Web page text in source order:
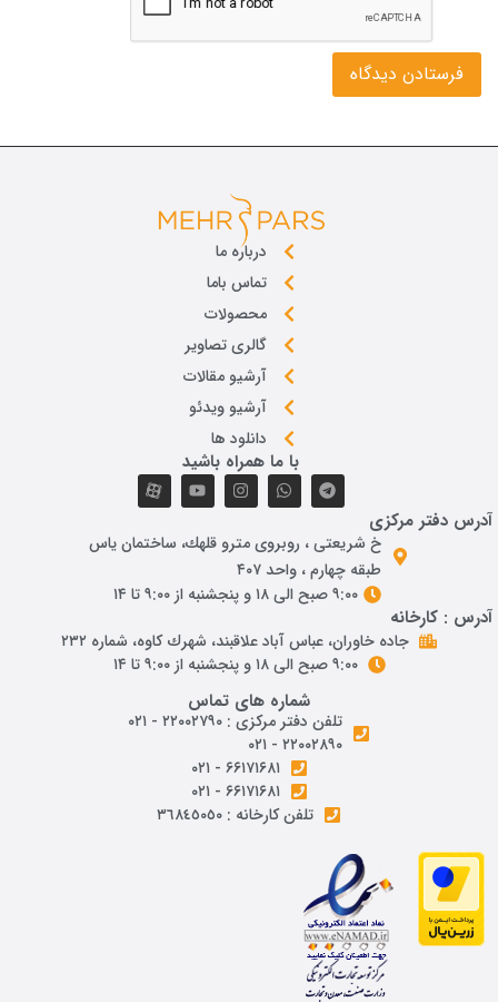
درباره ما
تماس باما
محصولات
گالری تصاویر
آرشیو مقالات
آرشیو ویدئو
دانلود ها
با ما همراه باشید
آدرس دفتر مرکزی
خ شريعتی ، روبروی مترو قلهك، ساختمان ياس
طبقه چهارم ، واحد ۴۰۷
۹:۰۰ صبح الی ۱۸ و پنجشنبه از ۹:۰۰ تا ۱۴
آدرس : کارخانه
جاده خاوران، عباس آباد علاقبند، شهرك كاوه، شماره ٢٣٢
۹:۰۰ صبح الی ۱۸ و پنجشنبه از ۹:۰۰ تا ۱۴
شماره های تماس
تلفن دفتر مرکزی : ۲۲۰۰۲۷۹۰ - ۰۲۱
۲۲۰۰۲۸۹۰ - ۰۲۱
۶۶۱۷۱۶۸۱ - ۰۲۱
۶۶۱۷۱۶۸۱ - ۰۲۱
تلفن کارخانه : ٣٦٨٤٥٠٥٠